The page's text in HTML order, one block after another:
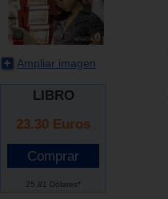
Ampliar imagen
LIBRO
23.30 Euros
25.81 Dólares*